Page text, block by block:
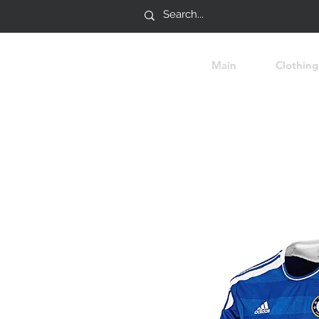
Main Clothing